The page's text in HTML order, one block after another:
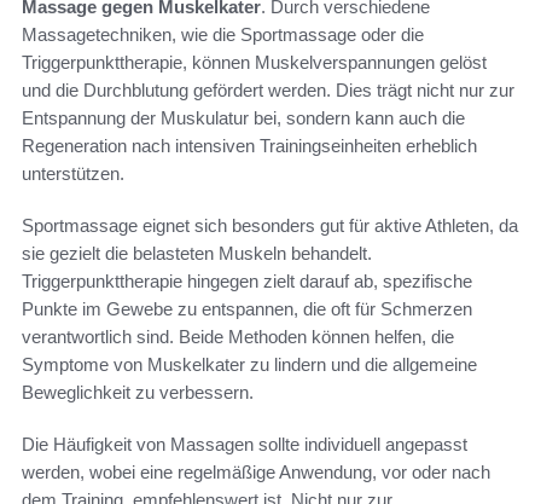
Massage gegen Muskelkater. Durch verschiedene
Massagetechniken, wie die Sportmassage oder die
Triggerpunkttherapie, können Muskelverspannungen gelöst
und die Durchblutung gefördert werden. Dies trägt nicht nur zur
Entspannung der Muskulatur bei, sondern kann auch die
Regeneration nach intensiven Trainingseinheiten erheblich
unterstützen.
Sportmassage eignet sich besonders gut für aktive Athleten, da
sie gezielt die belasteten Muskeln behandelt.
Triggerpunkttherapie hingegen zielt darauf ab, spezifische
Punkte im Gewebe zu entspannen, die oft für Schmerzen
verantwortlich sind. Beide Methoden können helfen, die
Symptome von Muskelkater zu lindern und die allgemeine
Beweglichkeit zu verbessern.
Die Häufigkeit von Massagen sollte individuell angepasst
werden, wobei eine regelmäßige Anwendung, vor oder nach